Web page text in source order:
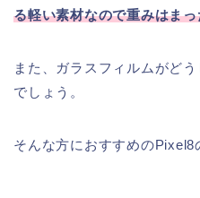
る軽い素材なので重みはま
また、ガラスフィルムがど
でしょう。
そんな方におすすめのPixel8